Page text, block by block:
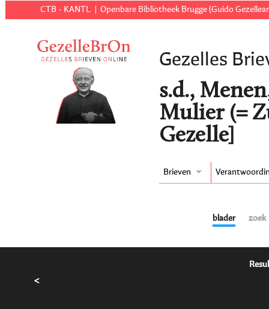
CTB - KANTL Openbare Bibliotheek Brugge (Guido
Gezelles
s.d.,
Mulier (=
Gezelle]
Brieven
blader zoek
<